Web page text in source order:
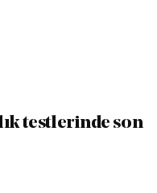
testlerinde son